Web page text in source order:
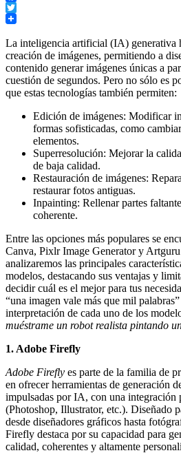
Facebook
Twitter
La inteligencia artificial (IA) generativa
creación de imágenes, permitiendo a
contenido generar imágenes únicas a
cuestión de segundos. Pero no sólo es
que estas tecnologías también permiten:
Edición de imágenes: Modificar
formas sofisticadas, como
elementos.
Superresolución: Mejorar la
de baja calidad.
Restauración de imágenes:
restaurar fotos antiguas.
Inpainting: Rellenar partes
coherente.
Entre las opciones más populares se
Canva, Pixlr Image Generator y
analizaremos las principales
modelos, destacando sus ventajas y
decidir cuál es el mejor para tus
“una imagen vale más que mil
interpretación de cada uno de los
muéstrame un robot realista pintando
1. Adobe Firefly
Adobe Firefly es parte de la familia de
en ofrecer herramientas de generación
impulsadas por IA, con una integración
(Photoshop, Illustrator, etc.). Diseñado
desde diseñadores gráficos hasta
Firefly destaca por su capacidad para
calidad, coherentes y altamente